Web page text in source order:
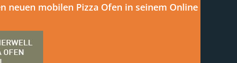
neuen mobilen Pizza Ofen in seinem Online